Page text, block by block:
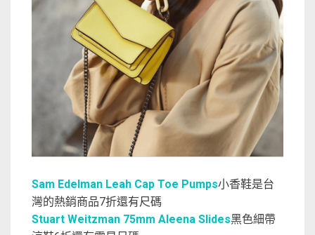
Sam Edelman Leah Cap Toe Pumps小香鞋是台
灣的熱銷商品7折還有尺碼
Stuart Weitzman 75mm Aleena Slides黑色細帶